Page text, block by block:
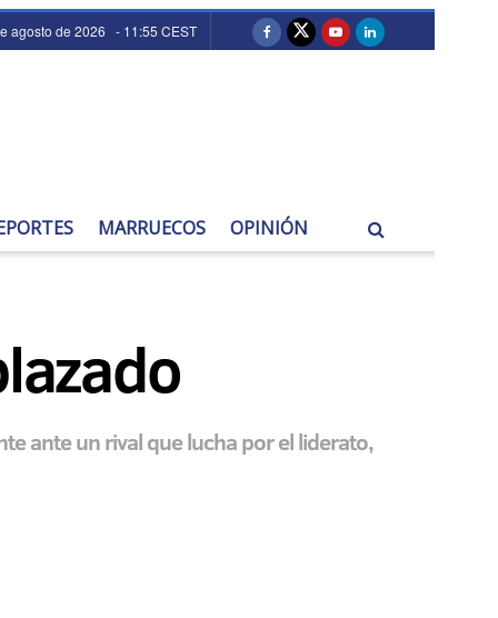
agosto de 2026 - 11:55 CEST
MARRUECOS OPINIÓN
ante un rival que lucha por el liderato,